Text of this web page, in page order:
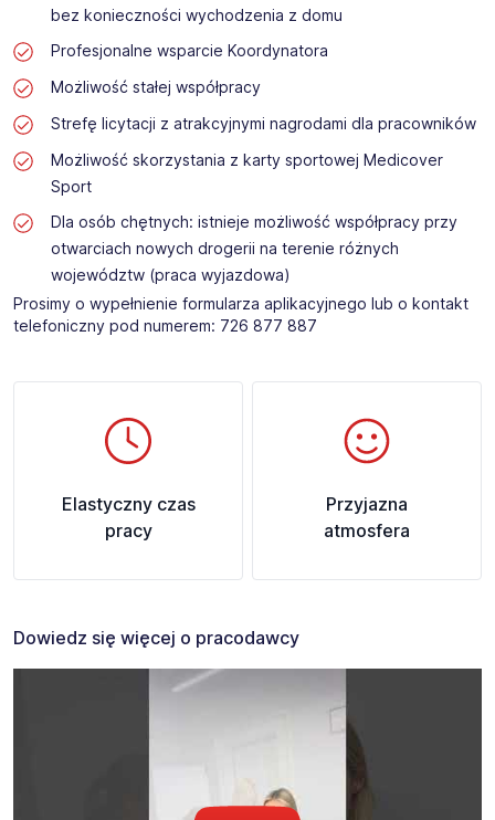
bez konieczności wychodzenia z domu
Profesjonalne wsparcie Koordynatora
Możliwość stałej współpracy
Strefę licytacji z atrakcyjnymi nagrodami dla pracowników
Możliwość skorzystania z karty sportowej Medicover
Sport
Dla osób chętnych: istnieje możliwość współpracy przy
otwarciach nowych drogerii na terenie różnych
województw (praca wyjazdowa)
Prosimy o wypełnienie formularza aplikacyjnego lub o kontakt
telefoniczny pod numerem: 726 877 887​
Elastyczny czas
pracy
Przyjazna
atmosfera
Dowiedz się więcej o pracodawcy